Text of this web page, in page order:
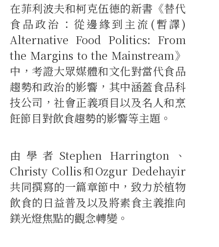
在菲利波夫和柯克伍德的新書《替代
食品政治：從邊緣到主流(暫譯)
Alternative Food Politics: From
the Margins to the Mainstream》
中，考證大眾媒體和文化對當代食品
趨勢和政治的影響，其中涵蓋食品科
技公司，社會正義項目以及名人和烹
飪節目對飲食趨勢的影響等主題。
由學者Stephen Harrington、
Christy Collis和Ozgur Dedehayir
共同撰寫的一篇章節中，致力於植物
飲食的日益普及以及將素食主義推向
鎂光燈焦點的觀念轉變。